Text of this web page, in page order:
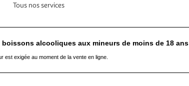
Tous nos services
alcooliques aux mineurs de moins de 18 ans
est exigée au moment de la vente en ligne.